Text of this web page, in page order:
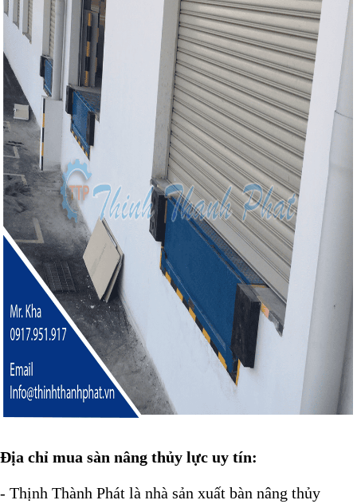
Địa chỉ mua sàn nâng thủy lực uy tín:
- Thịnh Thành Phát là nhà sản xuất bàn nâng thủy